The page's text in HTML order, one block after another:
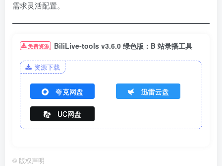
需求灵活配置。
免费资源 BiliLive-tools v3.6.0 绿色版：B 站录播工具
资源下载
夸克网盘 迅雷云盘
UC网盘
© 版权声明